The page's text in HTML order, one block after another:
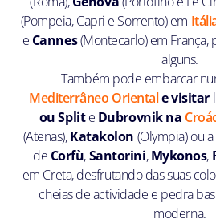
(Pompeia, Capri e Sorrento) em
e Cannes(Montecarlo) em França,
alguns.
Também pode embarcar
Mediterrâneo Orientale visitar
ou Splite Dubrovnik na
(Atenas),Katakolon (Olympia) ou a
de Corfù,Santorini,Mykonos,
em Creta, desfrutando das suas
cheias de actividade e pedra
moderna.